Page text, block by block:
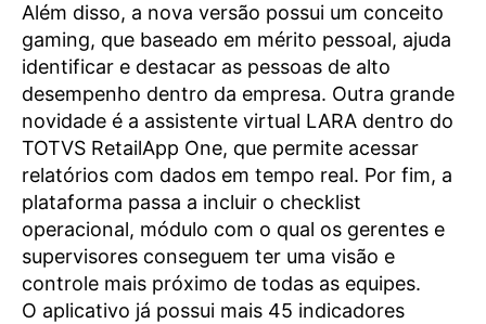
Além disso, a nova versão possui um conceito
gaming, que baseado em mérito pessoal, ajuda
identificar e destacar as pessoas de alto
desempenho dentro da empresa. Outra grande
novidade é a assistente virtual LARA dentro do
TOTVS RetailApp One, que permite acessar
relatórios com dados em tempo real. Por fim, a
plataforma passa a incluir o checklist
operacional, módulo com o qual os gerentes e
supervisores conseguem ter uma visão e
controle mais próximo de todas as equipes.
O aplicativo já possui mais 45 indicadores